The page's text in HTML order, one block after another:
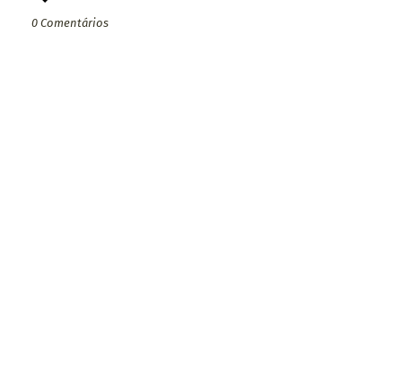
0 Comentários